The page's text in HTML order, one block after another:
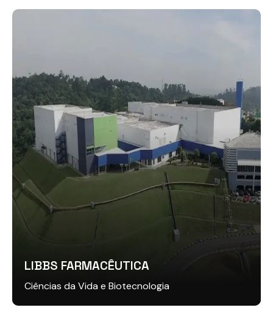
LIBBS FARMACÊUTICA
Ciências da Vida e Biotecnologia